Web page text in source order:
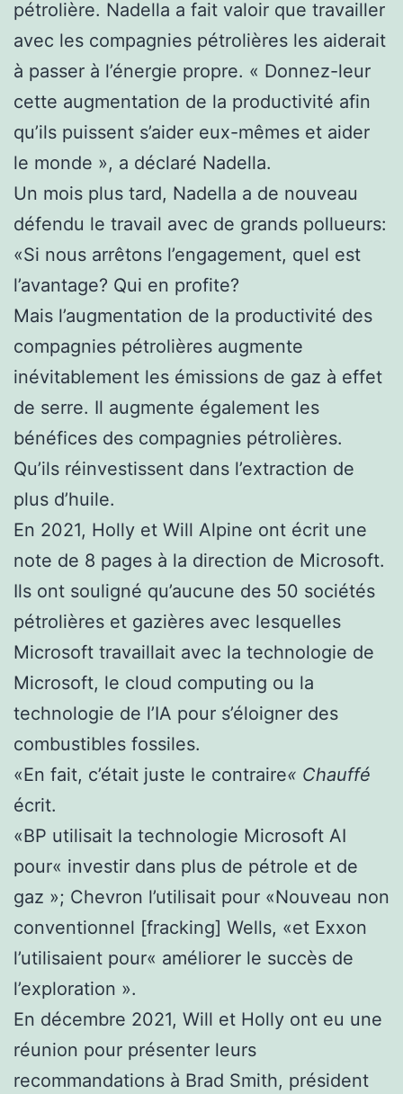
pétrolière. Nadella a fait valoir que travailler
avec les compagnies pétrolières les aiderait
à passer à l’énergie propre. « Donnez-leur
cette augmentation de la productivité afin
qu’ils puissent s’aider eux-mêmes et aider
le monde », a déclaré Nadella.
Un mois plus tard, Nadella a de nouveau
défendu le travail avec de grands pollueurs:
«Si nous arrêtons l’engagement, quel est
l’avantage? Qui en profite?
Mais l’augmentation de la productivité des
compagnies pétrolières augmente
inévitablement les émissions de gaz à effet
de serre. Il augmente également les
bénéfices des compagnies pétrolières.
Qu’ils réinvestissent dans l’extraction de
plus d’huile.
En 2021, Holly et Will Alpine ont écrit une
note de 8 pages à la direction de Microsoft.
Ils ont souligné qu’aucune des 50 sociétés
pétrolières et gazières avec lesquelles
Microsoft travaillait avec la technologie de
Microsoft, le cloud computing ou la
technologie de l’IA pour s’éloigner des
combustibles fossiles.
«En fait, c’était juste le contraire« Chauffé
écrit.
«BP utilisait la technologie Microsoft AI
pour« investir dans plus de pétrole et de
gaz »; Chevron l’utilisait pour «Nouveau non
conventionnel [fracking] Wells, «et Exxon
l’utilisaient pour« améliorer le succès de
l’exploration ».
En décembre 2021, Will et Holly ont eu une
réunion pour présenter leurs
recommandations à Brad Smith, président